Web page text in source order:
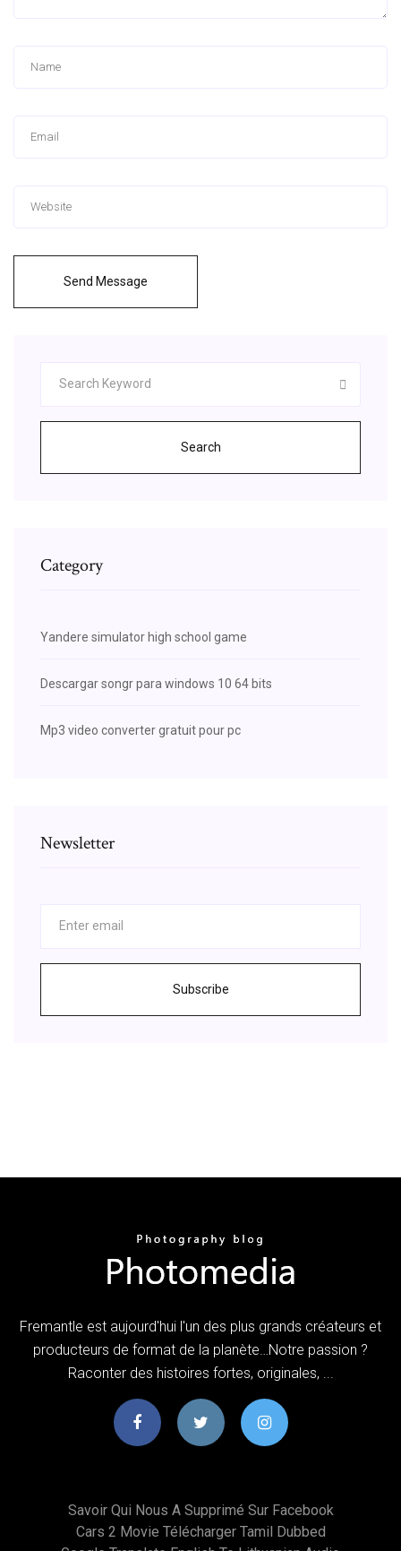
Send Message
Search
Category
Yandere simulator high school game
Descargar songr para windows 10 64 bits
Mp3 video converter gratuit pour pc
Newsletter
Subscribe
Fremantle est aujourd'hui l'un des plus grands créateurs et
producteurs de format de la planète…Notre passion ?
Raconter des histoires fortes, originales, ...
Savoir Qui Nous A Supprimé Sur Facebook
Cars 2 Movie Télécharger Tamil Dubbed